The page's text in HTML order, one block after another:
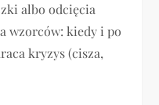
albo odcięcia
wzorców: kiedy i po
kryzys (cisza,